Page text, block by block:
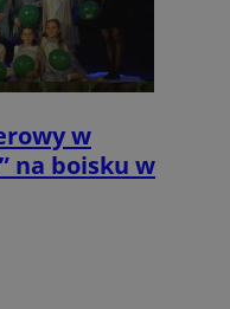
w
na boisku w